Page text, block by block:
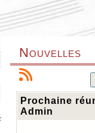
Nouvelles
Prochaine
Admin